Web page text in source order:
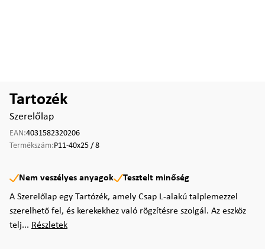
Tartozék
Szerelőlap
EAN:4031582320206
Termékszám:P11-40x25 / 8
Nem veszélyes anyagok
Tesztelt minőség
A Szerelőlap egy Tartózék, amely Csap L-alakú talplemezzel
szerelhető fel, és kerekekhez való rögzítésre szolgál. Az eszköz
telj... Részletek